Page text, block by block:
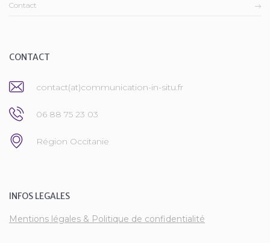
Contact
CONTACT
contact(at)communication-in-situ.fr
06 88 75 23 03
Région Occitanie
INFOS LEGALES
Mentions légales & Politique de confidentialité